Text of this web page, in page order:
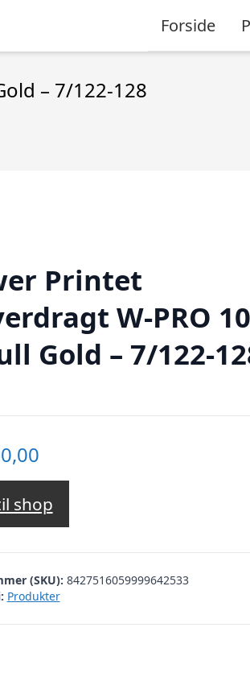
Forside
– 7/122-128
Printet
W-PRO
Gold – 7/122-
shop
(SKU): 8427516059999642533
Produkter